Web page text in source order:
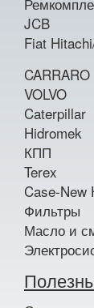
JCB
Fiat
CARRARO
VOLVO
Caterpillar
Hidromek
КПП
Terex
Case-New
Фильтры
Масло и